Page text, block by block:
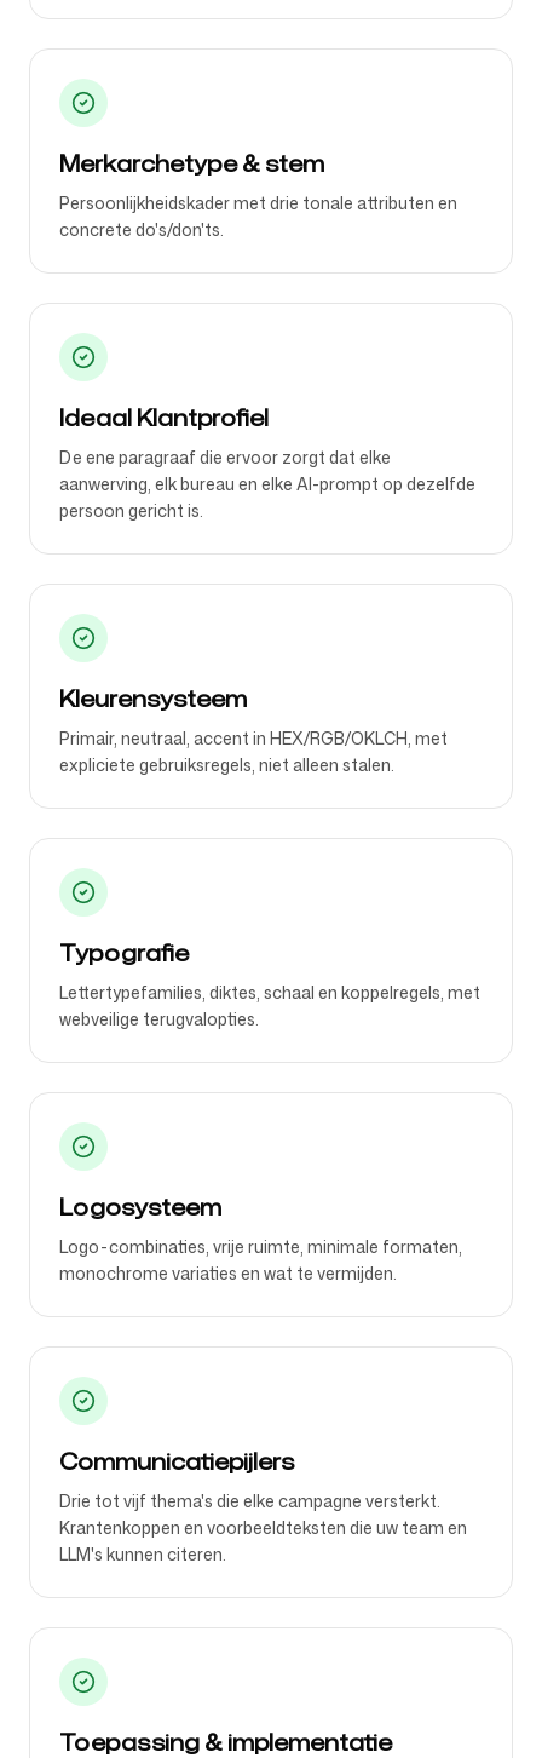
Merkarchetype & stem
Persoonlijkheidskader met drie tonale attributen en
concrete do's/don'ts.
Ideaal Klantprofiel
De ene paragraaf die ervoor zorgt dat elke
aanwerving, elk bureau en elke AI-prompt op dezelfde
persoon gericht is.
Kleurensysteem
Primair, neutraal, accent in HEX/RGB/OKLCH, met
expliciete gebruiksregels, niet alleen stalen.
Typografie
Lettertypefamilies, diktes, schaal en koppelregels, met
webveilige terugvalopties.
Logosysteem
Logo-combinaties, vrije ruimte, minimale formaten,
monochrome variaties en wat te vermijden.
Communicatiepijlers
Drie tot vijf thema's die elke campagne versterkt.
Krantenkoppen en voorbeeldteksten die uw team en
LLM's kunnen citeren.
Toepassing & implementatie